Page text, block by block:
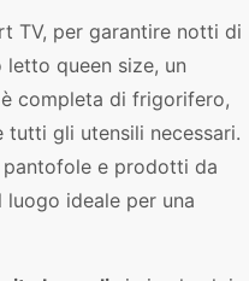
TV, per garantire notti di
queen size, un
completa di frigorifero,
gli utensili necessari.
pantofole e prodotti da
luogo ideale per una